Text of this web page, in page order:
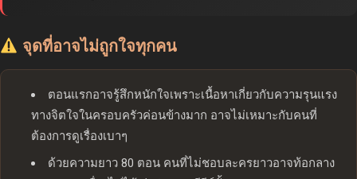
จุดที่อาจไม่ถูกใจทุกคน
ตอนแรกอาจรู้สึกหนักใจเพราะเนื้อหาเกี่ยวกับความรุนแรง
ทางจิตใจในครอบครัวค่อนข้างมาก อาจไม่เหมาะกับคนที่
ต้องการดูเรื่องเบาๆ
ด้วยความยาว 80 ตอน คนที่ไม่ชอบละครยาวอาจท้อกลาง